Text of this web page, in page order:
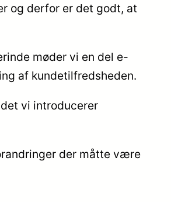
og derfor er det godt, at
møder vi en del e-
af kundetilfredsheden.
vi introducerer
der måtte være